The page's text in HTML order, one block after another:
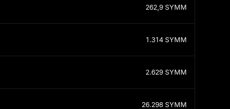
262,9 SYMM
1.314 SYMM
2.629 SYMM
26.298 SYMM